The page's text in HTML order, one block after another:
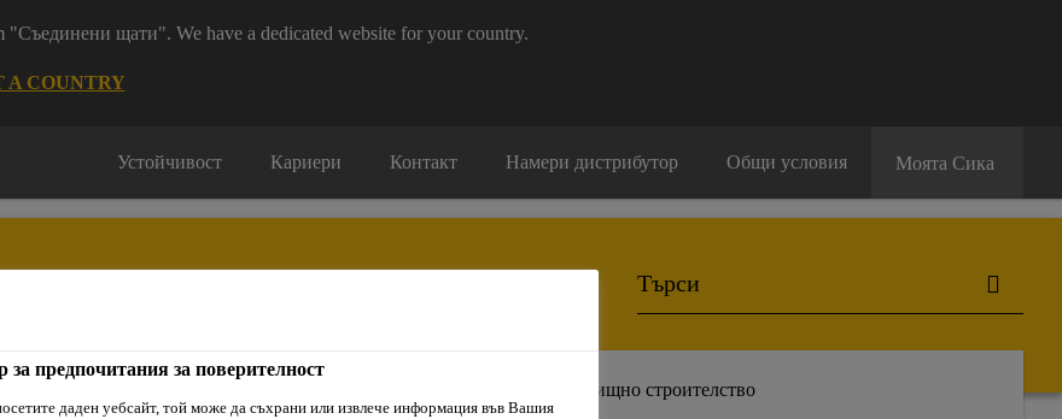
"Съединени щати". We have a dedicated website for your country.
A COUNTRY
Устойчивост Кариери Контакт Намери дистрибутор Общи условия Моята Сика
Жилищно строителство
за предпочитания за поверителност
даден уебсайт, той може да съхрани или извлече информация във Вашия